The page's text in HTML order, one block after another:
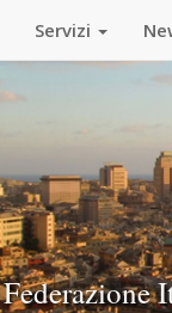
Servizi
Federazione